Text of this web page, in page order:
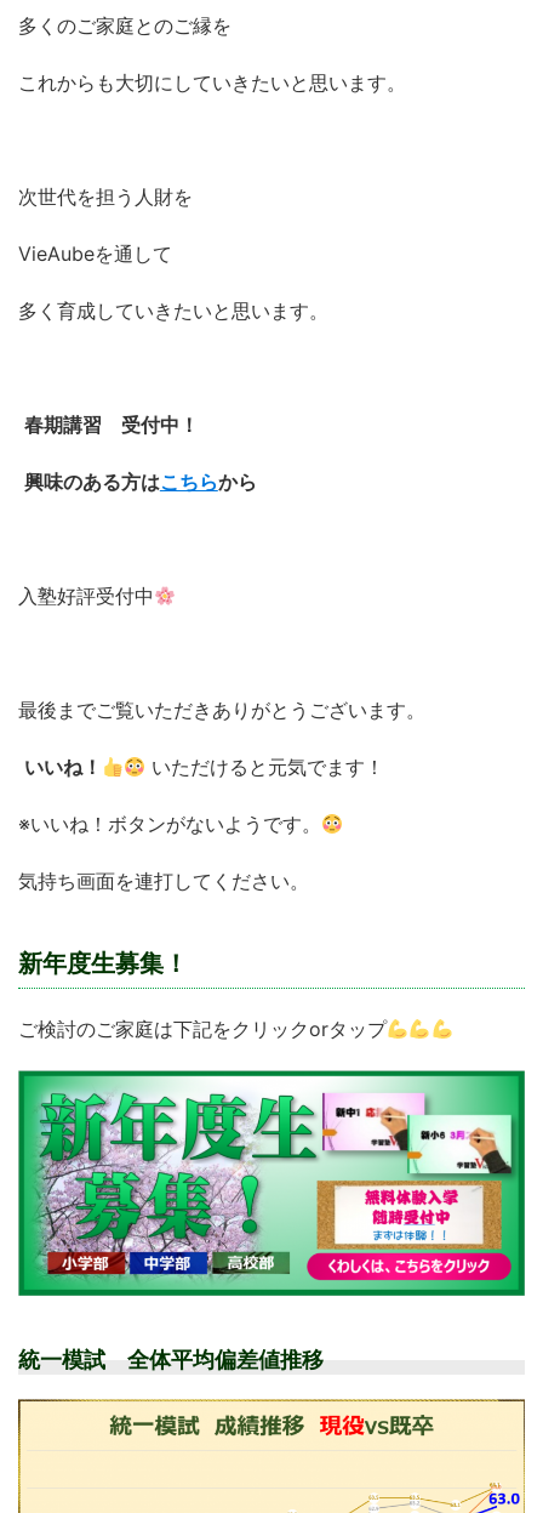
多くのご家庭とのご縁を
これからも大切にしていきたいと思います。
次世代を担う人財を
VieAubeを通して
多く育成していきたいと思います。
春期講習 受付中！
興味のある方はこちらから
入塾好評受付中
最後までご覧いただきありがとうございます。
いいね！ いただけると元気でます！
※いいね！ボタンがないようです。
気持ち画面を連打してください。
新年度生募集！
ご検討のご家庭は下記をクリックorタップ
統一模試 全体平均偏差値推移